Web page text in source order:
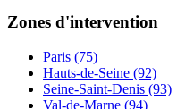
Zones d'intervention
Paris (75)
Hauts-de-Seine (92)
Seine-Saint-Denis (93)
Val-de-Marne (94)